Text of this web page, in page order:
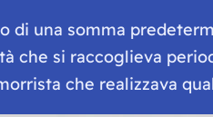
di una somma
che si raccoglieva
che realizzava